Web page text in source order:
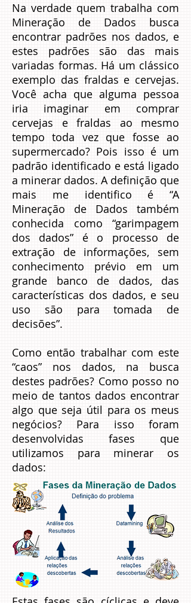
Na verdade quem trabalha com
Mineração de Dados busca
encontrar padrões nos dados, e
estes padrões são das mais
variadas formas. Há um clássico
exemplo das fraldas e cervejas.
Você acha que alguma pessoa
iria imaginar em comprar
cervejas e fraldas ao mesmo
tempo toda vez que fosse ao
supermercado? Pois isso é um
padrão identificado e está ligado
a minerar dados. A definição que
mais me identifico é “A
Mineração de Dados também
conhecida como “garimpagem
dos dados” é o processo de
extração de informações, sem
conhecimento prévio em um
grande banco de dados, das
características dos dados, e seu
uso são para tomada de
decisões”.
Como então trabalhar com este
“caos” nos dados, na busca
destes padrões? Como posso no
meio de tantos dados encontrar
algo que seja útil para os meus
negócios? Para isso foram
desenvolvidas fases que
utilizamos para minerar os
dados: